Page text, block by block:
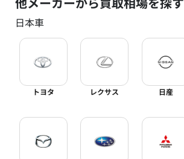
日本車
トヨタ レクサス 日産